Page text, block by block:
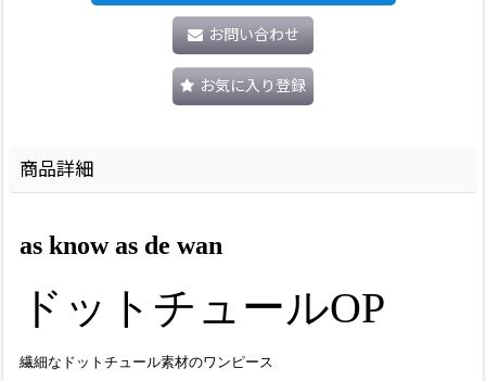
お問い合わせ
お気に入り登録
商品詳細
as know as de wan
ドットチュールOP
繊細なドットチュール素材のワンピース